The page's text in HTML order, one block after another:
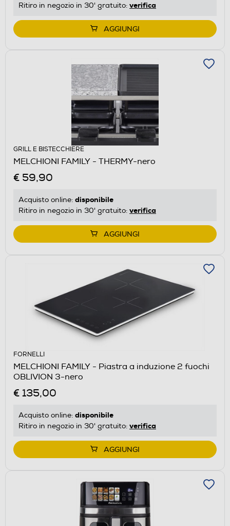
Ritiro in negozio in 30' gratuito: verifica
AGGIUNGI
GRILL E BISTECCHIERE
MELCHIONI FAMILY - THERMY-nero
€ 59,90
Acquisto online: disponibile
Ritiro in negozio in 30' gratuito: verifica
AGGIUNGI
FORNELLI
MELCHIONI FAMILY - Piastra a induzione 2 fuochi
OBLIVION 3-nero
€ 135,00
Acquisto online: disponibile
Ritiro in negozio in 30' gratuito: verifica
AGGIUNGI